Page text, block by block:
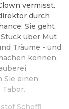
vermisst.
durch
Sie geht
über Mut
Träume - und
können.
Sie einen
Schöffl